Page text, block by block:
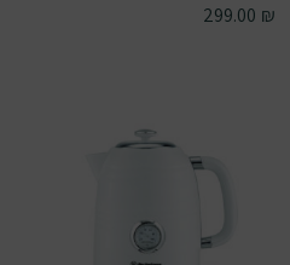
299.00 ₪